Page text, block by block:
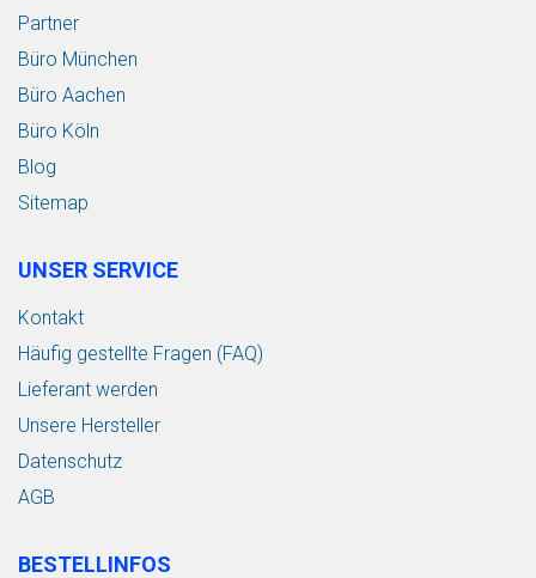
Partner
Büro München
Büro Aachen
Büro Köln
Blog
Sitemap
UNSER SERVICE
Kontakt
Häufig gestellte Fragen (FAQ)
Lieferant werden
Unsere Hersteller
Datenschutz
AGB
BESTELLINFOS